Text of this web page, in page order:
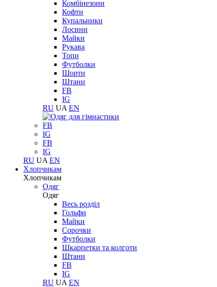
Комбінезони
Кофти
Купальники
Лосини
Майки
Рукава
Топи
Футболки
Шорти
Штани
FB
IG
RU UA EN
FB
IG
FB
IG
RU UA EN
Хлопчикам
Хлопчикам
Одяг
Одяг
Весь розділ
Гольфи
Майки
Сорочки
Футболки
Шкарпетки та колготи
Штани
FB
IG
RU UA EN